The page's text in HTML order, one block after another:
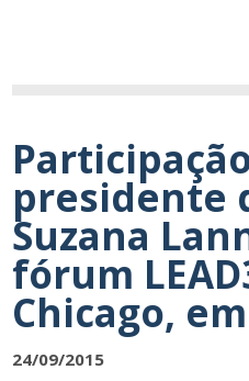
presidente
Suzana
fórum
Chicago,
24/09/2015